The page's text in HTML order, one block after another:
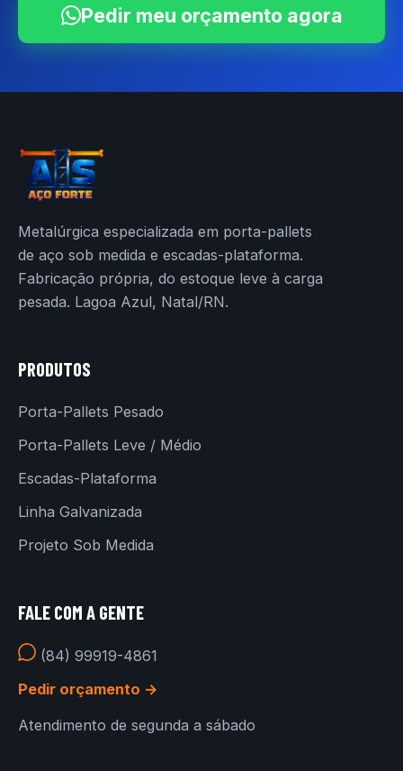
Pedir meu orçamento agora
Metalúrgica especializada em porta-pallets
de aço sob medida e escadas-plataforma.
Fabricação própria, do estoque leve à carga
pesada. Lagoa Azul, Natal/RN.
PRODUTOS
Porta-Pallets Pesado
Porta-Pallets Leve / Médio
Escadas-Plataforma
Linha Galvanizada
Projeto Sob Medida
FALE COM A GENTE
(84) 99919-4861
Pedir orçamento →
Atendimento de segunda a sábado